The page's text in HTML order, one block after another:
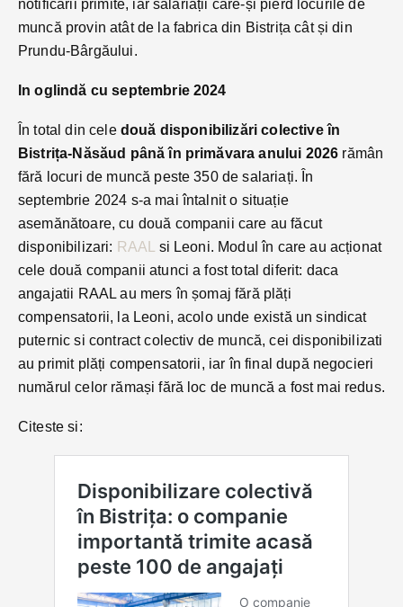
notificarii primite, iar salariații care-și pierd locurile de
muncă provin atât de la fabrica din Bistrița cât și din
Prundu-Bârgăului.
In oglindă cu septembrie 2024
În total din celedouă disponibilizări colective în
Bistrița-Năsăud până în primăvara anului 2026 rămân
fără locuri de muncă peste 350 de salariați. În
septembrie 2024 s-a mai întalnit o situație
asemănătoare, cu două companii care au făcut
disponibilizari: RAAL
si Leoni. Modul în care au acționat
cele două companii atunci a fost total diferit: daca
angajatii RAAL au mers în șomaj fără plăți
compensatorii, la Leoni, acolo unde există un sindicat
puternic si contract colectiv de muncă, cei disponibilizati
au primit plăți compensatorii, iar în final după negocieri
numărul celor rămași fără loc de muncă a fost mai redus.
Citeste si: